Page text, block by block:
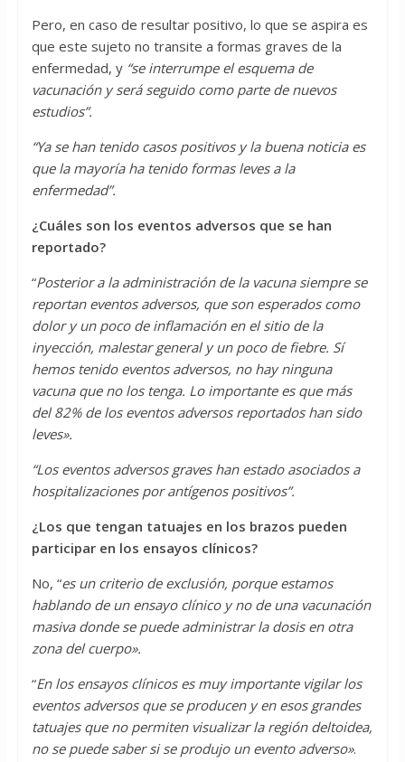
Pero, en caso de resultar positivo, lo que se aspira es
que este sujeto no transite a formas graves de la
enfermedad, y “se interrumpe el esquema de
vacunación y será seguido como parte de nuevos
estudios”.
“Ya se han tenido casos positivos y la buena noticia es
que la mayoría ha tenido formas leves a la
enfermedad”.
¿Cuáles son los eventos adversos que se han
reportado?
“Posterior a la administración de la vacuna siempre se
reportan eventos adversos, que son esperados como
dolor y un poco de inflamación en el sitio de la
inyección, malestar general y un poco de fiebre. Sí
hemos tenido eventos adversos, no hay ninguna
vacuna que no los tenga. Lo importante es que más
del 82% de los eventos adversos reportados han sido
leves».
“Los eventos adversos graves han estado asociados a
hospitalizaciones por antígenos positivos”.
¿Los que tengan tatuajes en los brazos pueden
participar en los ensayos clínicos?
No, “es un criterio de exclusión, porque estamos
hablando de un ensayo clínico y no de una vacunación
masiva donde se puede administrar la dosis en otra
zona del cuerpo».
“En los ensayos clínicos es muy importante vigilar los
eventos adversos que se producen y en esos grandes
tatuajes que no permiten visualizar la región deltoidea,
no se puede saber si se produjo un evento adverso».